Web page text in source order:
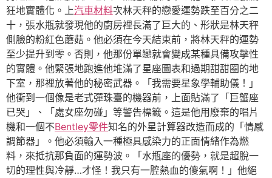
狂地實體化。上汽車材料次林天秤的戀愛運勢跌至百分之二
十，張水瓶就發現他的廚房裡長滿了巨大的、形狀是林天秤
側臉的粉紅色蘑菇。他必須在今天結束前，將林天秤的運勢
至少提升到零。否則，他那份單戀就會變成某種具備攻擊性
的實體。他緊張地跑進他堆滿了星座圖表和過期甜甜圈的地
下室，那裡放著他的秘密武器。「我需要星象學輔助儀！」
他衝到一個像是老式彈珠臺的機器前，上面貼滿了「巨蟹座
已哭」、「處女座勿碰」等警告標籤。這是他用廢棄的唱片
機和一個不Bentley零件知名的外星計算器改造而成的「情感
調節器」。他必須輸入一種極具感染力的正面情緒作為燃
料，來抵抗那負面的運勢波。「水瓶座的優勢，就是超脫一
切的理性與冷靜…才怪！我只有一腔熱血的傻氣啊！」他絕